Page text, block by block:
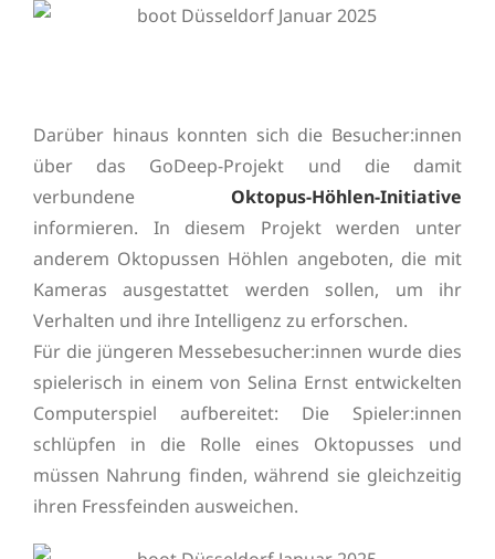
Darüber hinaus konnten sich die Besucher:innen
über das GoDeep-Projekt und die damit
verbundene
Oktopus-Höhlen-Initiative
informieren. In diesem Projekt werden unter
anderem Oktopussen Höhlen angeboten, die mit
Kameras ausgestattet werden sollen, um ihr
Verhalten und ihre Intelligenz zu erforschen.
Für die jüngeren Messebesucher:innen wurde dies
spielerisch in einem von Selina Ernst entwickelten
Computerspiel aufbereitet: Die Spieler:innen
schlüpfen in die Rolle eines Oktopusses und
müssen Nahrung finden, während sie gleichzeitig
ihren Fressfeinden ausweichen.